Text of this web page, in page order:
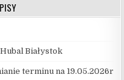
Białystok
terminu na 19.05.2026r